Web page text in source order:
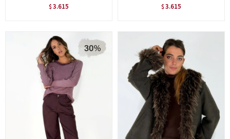
$ 3.615 $ 3.615